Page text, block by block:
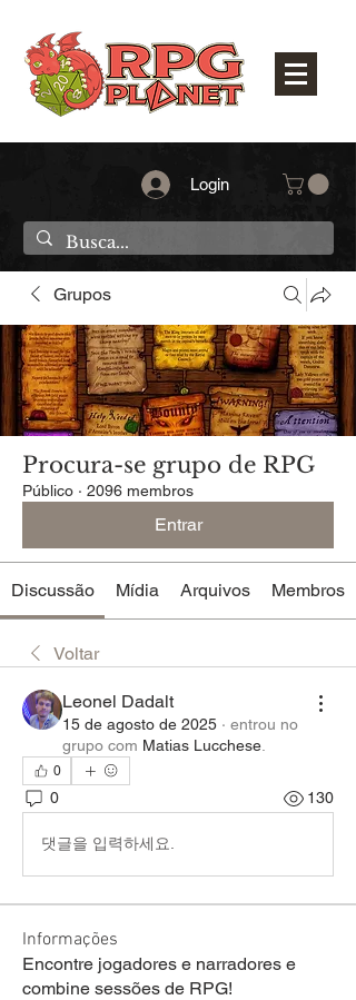
Login
Grupos
Procura-se grupo de RPG
Público · 2096 membros
Entrar
Discussão Mídia Arquivos Membros
Voltar
Leonel Dadalt
15 de agosto de 2025 · entrou no
grupo com Matias Lucchese
0
0 130
댓글을 입력하세요.
Informações
Encontre jogadores e narradores e
combine sessões de RPG!